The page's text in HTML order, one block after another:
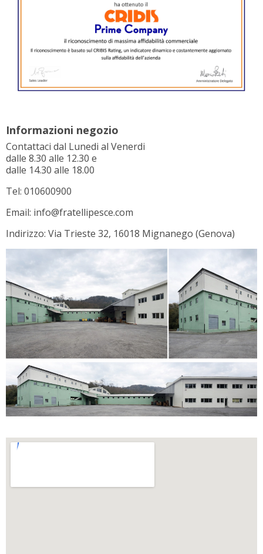
Informazioni negozio
Contattaci dal Lunedi al Venerdi
dalle 8.30 alle 12.30 e
dalle 14.30 alle 18.00
Tel: 010600900
Email: info@fratellipesce.com
Indirizzo: Via Trieste 32, 16018 Mignanego (Genova)